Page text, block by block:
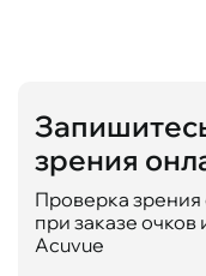
зрения
Проверка зрения
при заказе очков
Acuvue